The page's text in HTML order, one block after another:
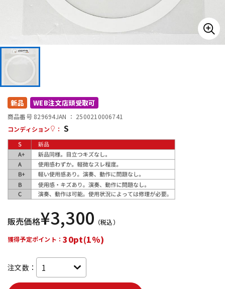
エフェクター
配信/ライブ機器
中古 ヴィンテージ
新品 WEB注文店頭受取可
商品番号 829694JAN ： 2500210006741
コンディション
： S
販売価格¥3,300 （税込）
獲得予定ポイント：30pt(1%)
注文数：